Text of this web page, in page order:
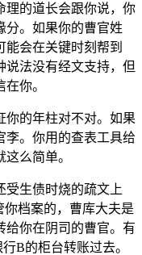
理的道长会跟你说，你
分。如果你的曹官姓
会在关键时刻帮到
法没有经文支持，但
你。
你的年柱对不对。如果
李。你用的查表工具给
么简单。
受生债时烧的疏文上
档案的，曹库大夫是
给你在阴司的曹官。有
B的柜台转账过去。